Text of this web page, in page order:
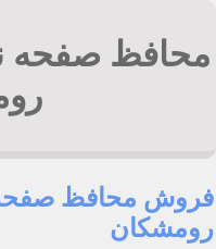
محافظ صفحه
فروش محافظ صفحه
رومشکان